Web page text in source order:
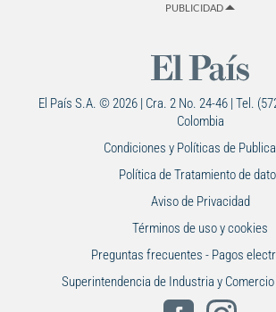
PUBLICIDAD
El País S.A. © 2026 | Cra. 2 No. 24-46 | Tel.
Colombia
Condiciones y Políticas de
Política de Tratamiento de
Aviso de Privacidad
Términos de uso y cookies
Preguntas frecuentes - Pagos
Superintendencia de Industria y Comercio